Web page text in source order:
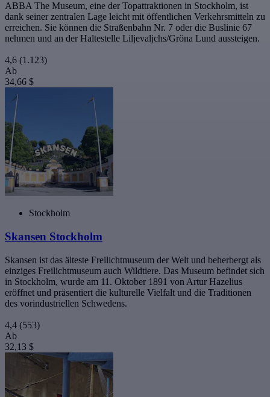
ABBA The Museum, eine der Topattraktionen in Stockholm, ist
dank seiner zentralen Lage leicht mit öffentlichen Verkehrsmitteln zu
erreichen. Sie können die Straßenbahn Nr. 7 oder die Buslinie 67
nehmen und an der Haltestelle Liljevaljchs/Gröna Lund aussteigen.
4,6 (1.123)
Ab
34,66 $
Stockholm
Skansen Stockholm
Skansen ist das älteste Freilichtmuseum der Welt und beherbergt als
einziges Freilichtmuseum auch Wildtiere. Das Museum befindet sich
in Stockholm, wurde am 11. Oktober 1891 von Artur Hazelius
eröffnet und präsentiert die kulturelle Vielfalt und die Traditionen
des vorindustriellen Schwedens.
4,4 (553)
Ab
32,13 $